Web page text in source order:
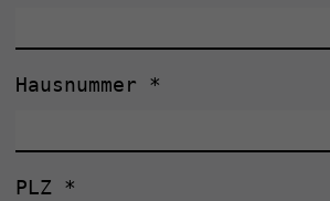
Hausnummer *
PLZ *